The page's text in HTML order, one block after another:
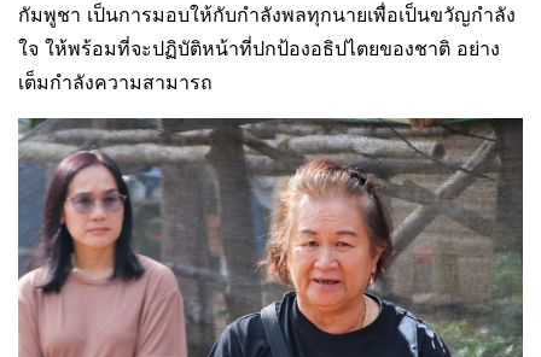
กัมพูชา เป็นการมอบให้กับกำลังพลทุกนายเพื่อเป็นขวัญกำลัง
ใจ ให้พร้อมที่จะปฏิบัติหน้าที่ปกป้องอธิปไตยของชาติ อย่าง
เต็มกำลังความสามารถ